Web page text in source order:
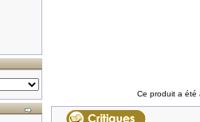
Ce produit a été